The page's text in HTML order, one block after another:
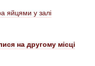
яйцями у залі
на другому місці